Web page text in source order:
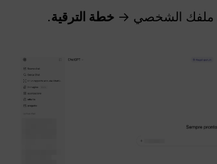
ملفك الشخصي →خطة الترقية.